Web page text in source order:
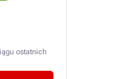
ostatnich